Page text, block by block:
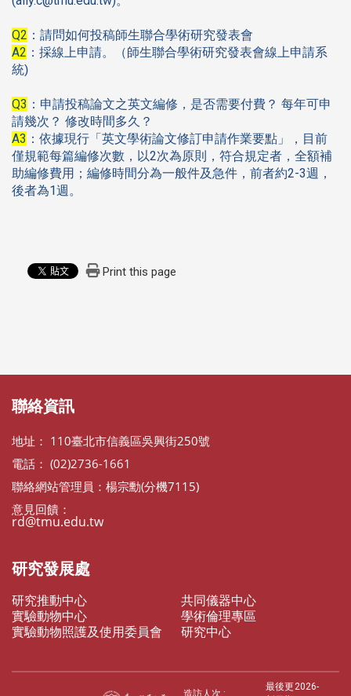
Q2 ：請問如何投稿師生聯合學術研究發表會
A2 ：採線上申請。（師生聯合學術研究發表會線上申請系
統)
Q3 ：申請投稿論文之英文編修，是否需要付費？ 每年可申
請幾次？ 修改時間多久？
A3 ：依據現行「英文學術論文修訂申請作業要點」，目前
僅規範每篇編修次數，以2次為原則，符合規定者，全額補
助編修費用；編修時間分為一般件及急件，前者約2-3週，
後者為1週。
Print this page
聯絡資訊
地址： 110臺北市信義區吳興街250號
電話： (02)2736-1661
聯絡網站管理員：楊宗勳(分機7115)
意見回饋：
rd@tmu.edu.tw
研究發展處
研究推動中心
共同儀器中心
實驗動物中心
學術倫理專區
實驗動物照護及使用委員會
研究中心
造訪人次 :
最後更 2026-